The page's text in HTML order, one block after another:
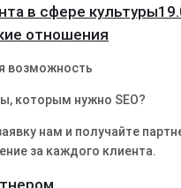
в сфере культуры
отношения
возможность
которым нужно SEO?
нам и получайте
за каждого клиента.